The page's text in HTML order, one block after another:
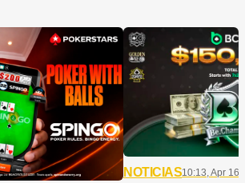
NOTICIAS10:13, Apr 16